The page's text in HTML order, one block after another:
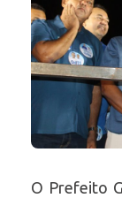
O Prefeito